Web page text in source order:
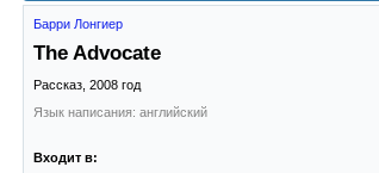
Барри Лонгиер
The Advocate
Рассказ, 2008 год
Язык написания: английский
Входит в: